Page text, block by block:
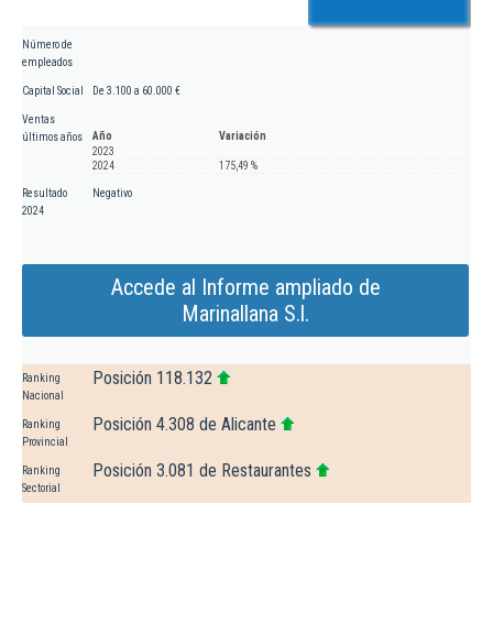
Número de
empleados
Capital Social De 3.100 a 60.000 €
Ventas
últimos años
Año
Variación
2023
2024
175,49 %
Resultado
2024
Negativo
Accede al Informe ampliado de
Marinallana S.l.
Ranking
Nacional
Posición 118.132
Ranking
Provincial
Posición 4.308 de Alicante
Ranking
Sectorial
Posición 3.081 de Restaurantes